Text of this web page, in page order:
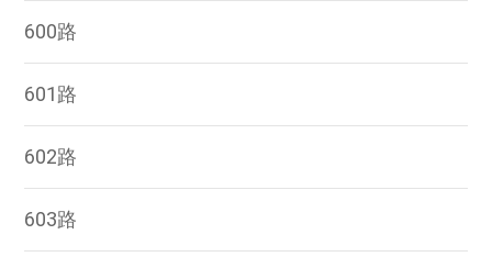
600路
601路
602路
603路